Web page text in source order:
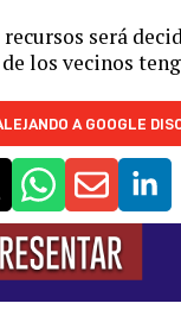
será
los vecinos
A GOOGLE